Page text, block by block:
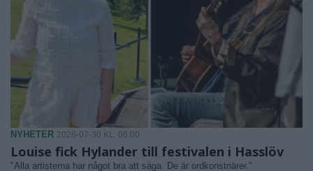
NYHETER 2026-07-30 KL. 06:00
Louise fick Hylander till festivalen i Hasslöv
"Alla artisterna har något bra att säga. De är ordkonstnärer."